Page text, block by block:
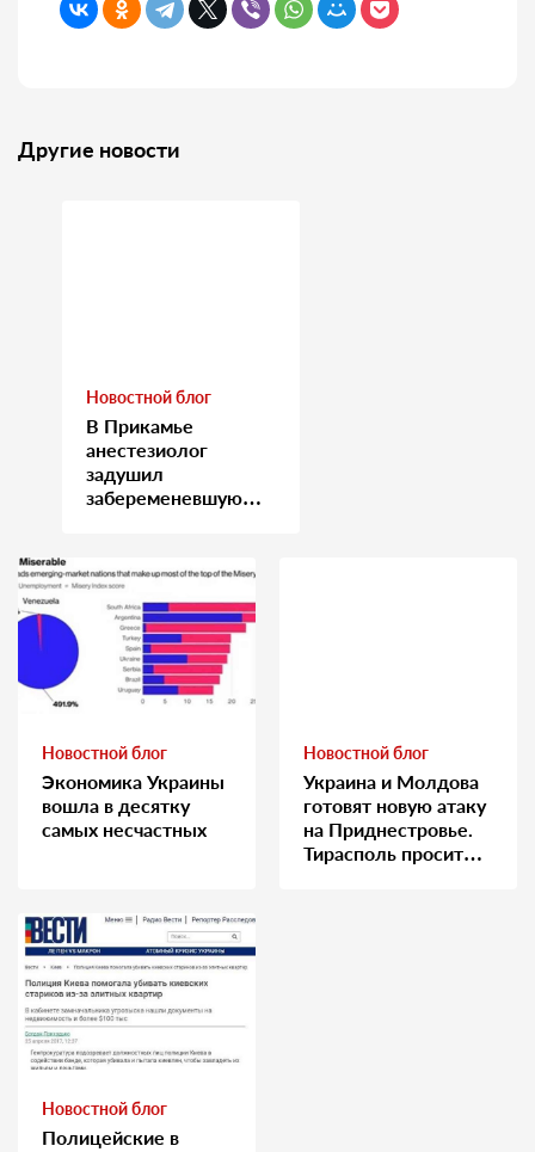
Другие новости
Новостной блог
В Прикамье
анестезиолог
задушил
забеременевшую
Новостной блог
Экономика Украины
вошла в десятку
самых несчастных
Новостной блог
Украина и Молдова
готовят новую атаку
на Приднестровье.
Тирасполь просит
Новостной блог
Полицейские в